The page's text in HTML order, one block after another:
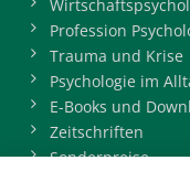
Profession
Trauma und Krise
Psychologie im
E-Books und
Zeitschriften
Sonderpreise